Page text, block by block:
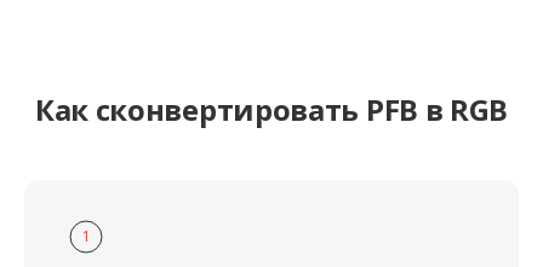
Как сконвертировать PFB в RGB
1